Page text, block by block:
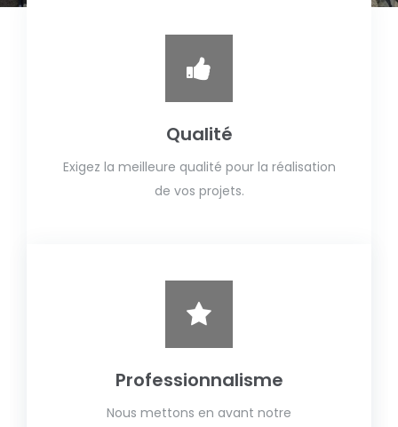
Qualité
Exigez la meilleure qualité pour la réalisation
de vos projets.
Professionnalisme
Nous mettons en avant notre